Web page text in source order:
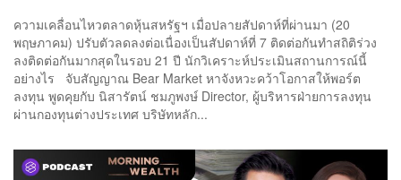
ความเคลื่อนไหวตลาดหุ้นสหรัฐฯ เมื่อปลายสัปดาห์ที่ผ่านมา (20
พฤษภาคม) ปรับตัวลดลงต่อเนื่องเป็นสัปดาห์ที่ 7 ติดต่อกันทำสถิติร่วง
ลงติดต่อกันมากสุดในรอบ 21 ปี นักวิเคราะห์ประเมินสถานการณ์นี้
อย่างไร จับสัญญาณ Bear Market หาจังหวะคว้าโอกาสให้พอร์ต
ลงทุน พูดคุยกับ นิสารัตน์ ชมภูพงษ์ Director, ผู้บริหารฝ่ายการลงทุน
ผ่านกองทุนต่างประเทศ บริษัทหลัก...